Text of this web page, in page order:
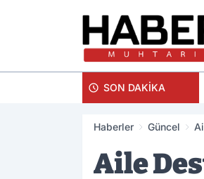
SON DAKİKA
Haberler Güncel
Aile